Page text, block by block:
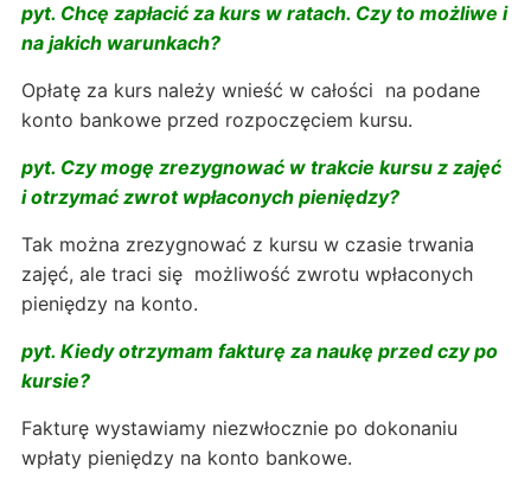
pyt. Chcę zapłacić za kurs w ratach. Czy to możliwe i
na jakich warunkach?
Opłatę za kurs należy wnieść w całości na podane
konto bankowe przed rozpoczęciem kursu.
pyt. Czy mogę zrezygnować w trakcie kursu z zajęć
i otrzymać zwrot wpłaconych pieniędzy?
Tak można zrezygnować z kursu w czasie trwania
zajęć, ale traci się możliwość zwrotu wpłaconych
pieniędzy na konto.
pyt. Kiedy otrzymam fakturę za naukę przed czy po
kursie?
Fakturę wystawiamy niezwłocznie po dokonaniu
wpłaty pieniędzy na konto bankowe.